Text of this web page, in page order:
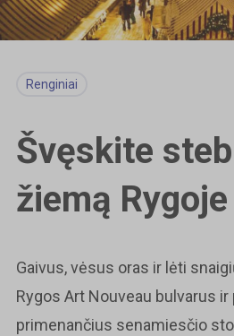
Renginiai
Švęskite
žiemą Rygoje
Gaivus, vėsus oras ir lėti
Rygos Art Nouveau bulvarus ir
primenančius senamiesčio